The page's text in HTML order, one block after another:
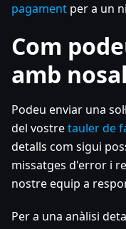
pagament per a un
Com
amb
Podeu enviar una
del vostretauler de
detalls com sigui
missatges d'error i
nostre equip a
Per a una anàlisi